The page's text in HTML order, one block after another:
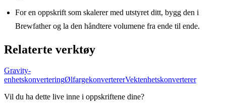
For en oppskrift som skalerer med utstyret ditt, bygg den i
Brewfather og la den håndtere volumene fra ende til ende.
Relaterte verktøy
Gravity-
enhetskonverteringØlfargekonvertererVektenhetskonverterer
Vil du ha dette live inne i oppskriftene dine?